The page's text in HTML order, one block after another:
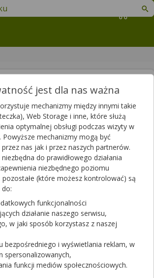
Koszyk
– przyczyny,
13 18:01 Aktualizacja: 2025-06-03 14:20
rozwoju medycyny, wciąż istnieją choroby
w diagnostyce i leczeniu. Taką chorobą
pojawiający się w całym ciele ból z
tkliwych. Czym dokładnie jest ta
jej leczenia?
przez:
farmacji Bartłomiej Łuczyński
jest dla nas ważna
mechanizmy między innymi takie
Web Storage i inne, które służą
optymalnej obsługi podczas wizyty w
Powyższe mechanizmy mogą być
nas jak i przez naszych partnerów.
do prawidłowego działania
niezbędnego poziomu
(które możesz kontrolować) są
funkcjonalności
działanie naszego serwisu,
w jaki sposób korzystasz z naszej
bezpośredniego i wyświetlania reklam, w
spersonalizowanych,
funkcji mediów społecznościowych.